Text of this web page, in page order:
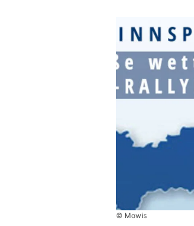
© Mowis